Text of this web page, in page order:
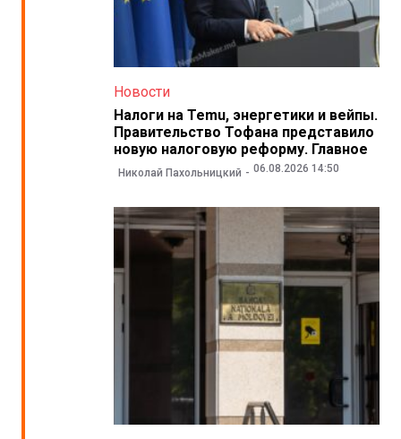
Новости
Налоги на Temu, энергетики и вейпы.
Правительство Тофана представило
новую налоговую реформу. Главное
Николай Пахольницкий 06.08.2026 14:50